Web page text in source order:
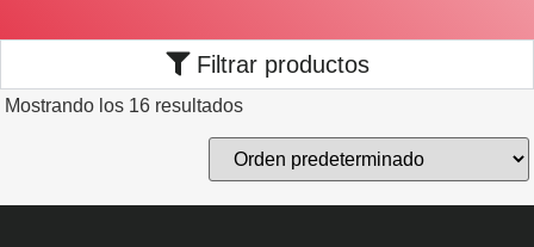
Filtrar productos
Mostrando los 16 resultados